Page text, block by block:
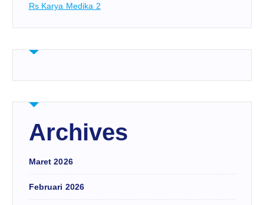
Rs Karya Medika 2
Archives
Maret 2026
Februari 2026